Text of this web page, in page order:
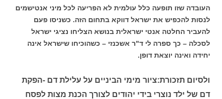
העובדה שזו תופעה כלל עולמית לא הפריעה לכל מיני אנטישמים
לנסות להכפיש את ישראל דווקא בתחום הזה. כשניסו פעם
להעביר החלטה אנטי ישראלית בנושא הצליחו נציגי ישראל
לסכלה – כך ספרה לי ד"ר אשכנזי – כשהוכיחו שישראל אינה
יחידה ואינה יוצאת דופן.
ולסיום תזכורת:ציור מימי הביניים על עלילת דם -הפקת
דם של ילד נוצרי בידי יהודים לצורך הכנת מצות לפסח